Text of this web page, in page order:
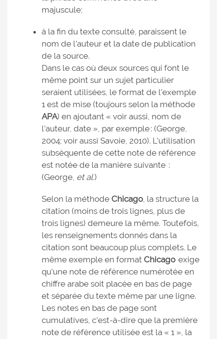
majuscule;
à la fin du texte consulté, paraissent le
nom de l’auteur et la date de publication
de la source.
Dans le cas où deux sources qui font le
même point sur un sujet particulier
seraient utilisées, le format de l’exemple
1 est de mise (toujours selon la méthode
APA) en ajoutant « voir aussi, nom de
l’auteur, date », par exemple : (George,
2004; voir aussi Savoie, 2010). L’utilisation
subséquente de cette note de référence
est notée de la manière suivante :
(George, et al.)
Selon la méthode Chicago, la structure la
citation (moins de trois lignes, plus de
trois lignes) demeure la même. Toutefois,
les renseignements donnés dans la
citation sont beaucoup plus complets. Le
même exemple en format Chicago exige
qu’une note de référence numérotée en
chiffre arabe soit placée en bas de page
et séparée du texte même par une ligne.
Les notes en bas de page sont
cumulatives, c’est-à-dire que la première
note de référence utilisée est la « 1 », la